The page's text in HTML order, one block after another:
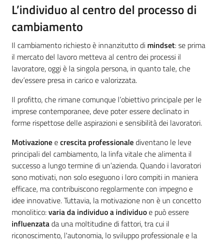
L’individuo al centro del processo di
cambiamento
Il cambiamento richiesto è innanzitutto di mindset: se prima
il mercato del lavoro metteva al centro dei processi il
lavoratore, oggi è la singola persona, in quanto tale, che
dev’essere presa in carico e valorizzata.
Il profitto, che rimane comunque l’obiettivo principale per le
imprese contemporanee, deve poter essere declinato in
forme rispettose delle aspirazioni e sensibilità dei lavoratori.
Motivazioneecrescita professionalediventano le leve
principali del cambiamento, la linfa vitale che alimenta il
successo a lungo termine di un’azienda. Quando i lavoratori
sono motivati, non solo eseguono i loro compiti in maniera
efficace, ma contribuiscono regolarmente con impegno e
idee innovative. Tuttavia, la motivazione non è un concetto
monolitico:varia da individuo a individuoe può essere
influenzatada una moltitudine di fattori, tra cui il
riconoscimento, l'autonomia, lo sviluppo professionale e la